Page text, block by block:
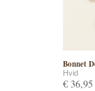
Bonnet
Hvid
€ 36,95